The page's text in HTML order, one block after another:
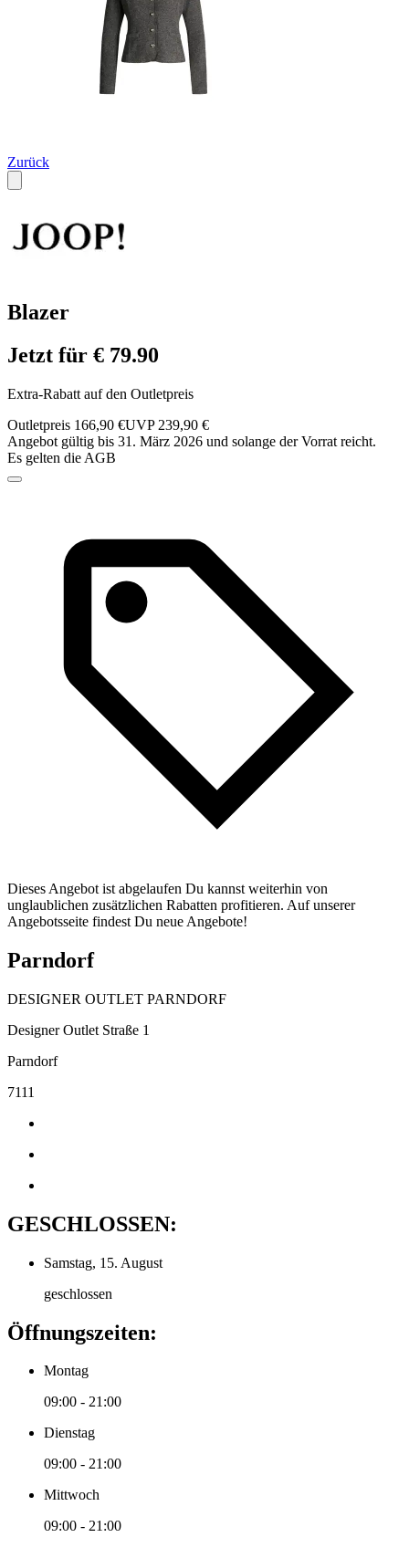
Zurück
Blazer
Jetzt für € 79.90
Extra-Rabatt auf den Outletpreis
Outletpreis 166,90 €UVP 239,90 €
Angebot gültig bis 31. März 2026 und solange der Vorrat reicht.
Es gelten die AGB
Dieses Angebot ist abgelaufen Du kannst weiterhin von
unglaublichen zusätzlichen Rabatten profitieren. Auf unserer
Angebotsseite findest Du neue Angebote!
Parndorf
DESIGNER OUTLET PARNDORF
Designer Outlet Straße 1
Parndorf
7111
GESCHLOSSEN:
Samstag, 15. August
geschlossen
Öffnungszeiten:
Montag
09:00 - 21:00
Dienstag
09:00 - 21:00
Mittwoch
09:00 - 21:00